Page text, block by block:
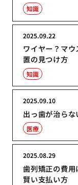
知識
ワイヤー？マ
置の見つけ方
2025.09.22
知識
出っ歯が治ら
2025.09.10
医療
歯列矯正の費
賢い支払い方
2025.08.29